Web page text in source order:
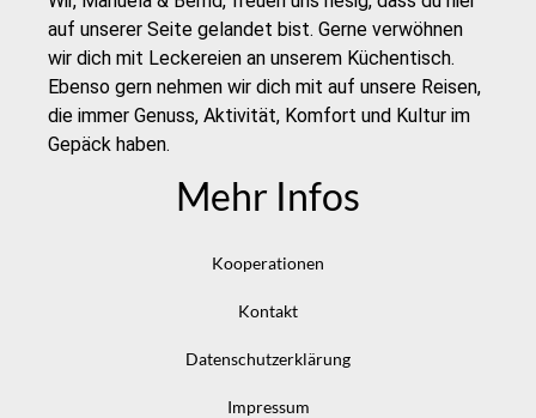
auf unserer Seite gelandet bist. Gerne verwöhnen
wir dich mit Leckereien an unserem Küchentisch.
Ebenso gern nehmen wir dich mit auf unsere Reisen,
die immer Genuss, Aktivität, Komfort und Kultur im
Gepäck haben.
Mehr Infos
Kooperationen
Kontakt
Datenschutzerklärung
Impressum